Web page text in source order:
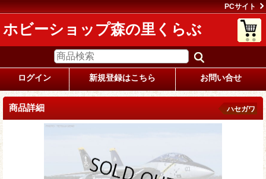
PCサイト
ホビーショップ森の里くらぶ
ログイン 新規登録はこちら お問い合せ
商品詳細 ハセガワ